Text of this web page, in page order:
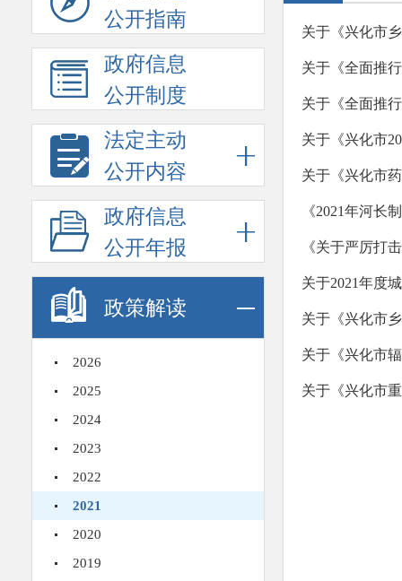
公开指南
政府信息
公开制度
法定主动
公开内容
政府信息
公开年报
政策解读
2026
2025
2024
2023
2022
2021
2020
2019
关于《兴化市
关于《全面推
关于《全面推
关于《兴化市
关于《兴化市
《2021年河长
《关于严厉打
关于2021年度
关于《兴化市
关于《兴化市
关于《兴化市